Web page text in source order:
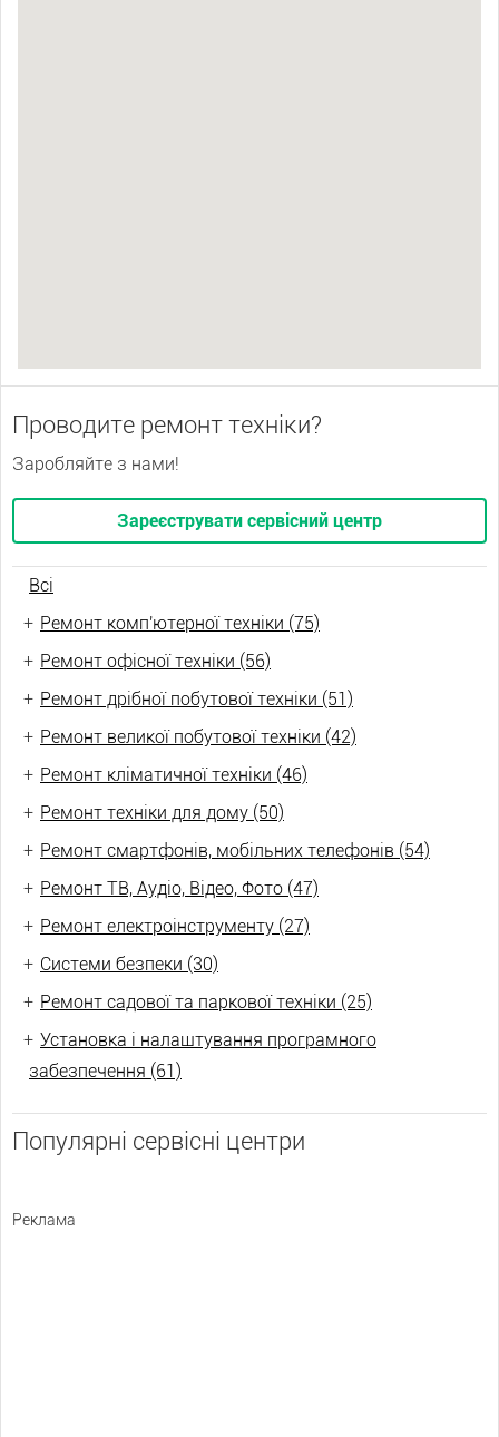
Проводите ремонт техніки?
Заробляйте з нами!
Зареєструвати сервісний центр
Всі
+ Ремонт комп'ютерної техніки (75)
+ Ремонт офісної техніки (56)
+ Ремонт дрібної побутової техніки (51)
+ Ремонт великої побутової техніки (42)
+ Ремонт кліматичної техніки (46)
+ Ремонт техніки для дому (50)
+ Ремонт смартфонів, мобільних телефонів (54)
+ Ремонт ТВ, Аудіо, Відео, Фото (47)
+ Ремонт електроінструменту (27)
+ Системи безпеки (30)
+ Ремонт садової та паркової техніки (25)
+ Установка і налаштування програмного
забезпечення (61)
Популярні сервісні центри
Реклама